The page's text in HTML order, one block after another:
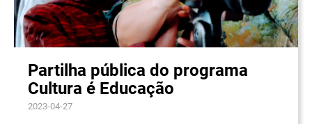
Partilha pública do programa
Cultura é Educação
2023-04-27